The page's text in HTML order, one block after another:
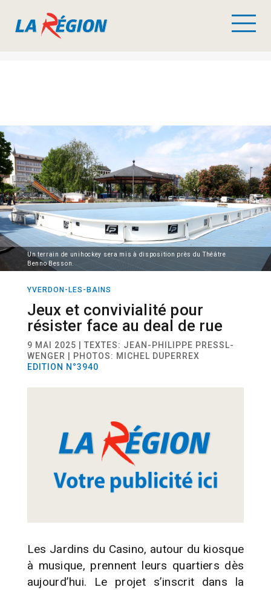
Un terrain de unihockey sera mis à disposition près du Théâtre
Benno Besson.
YVERDON-LES-BAINS
Jeux et convivialité pour
résister face au deal de rue
9 MAI 2025 | TEXTES: JEAN-PHILIPPE PRESSL-
WENGER | PHOTOS: MICHEL DUPERREX
EDITION N°3940
Les Jardins du Casino, autour du kiosque
à musique, prennent leurs quartiers dès
aujourd’hui. Le projet s’inscrit dans la